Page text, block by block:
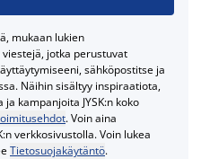
mukaan lukien
jotka perustuvat
sähköpostitse ja
Näihin sisältyy inspiraatiota,
kampanjoita JYSK:n koko
. Voin aina
verkkosivustolla. Voin lukea
Tietosuojakäytäntö.